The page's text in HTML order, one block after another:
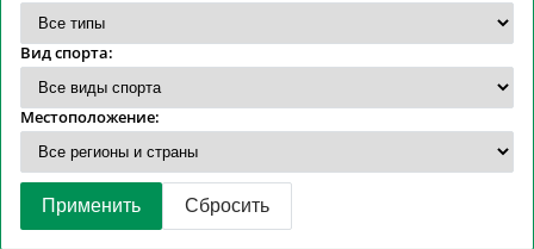
Вид спорта:
Местоположение:
Применить Сбросить